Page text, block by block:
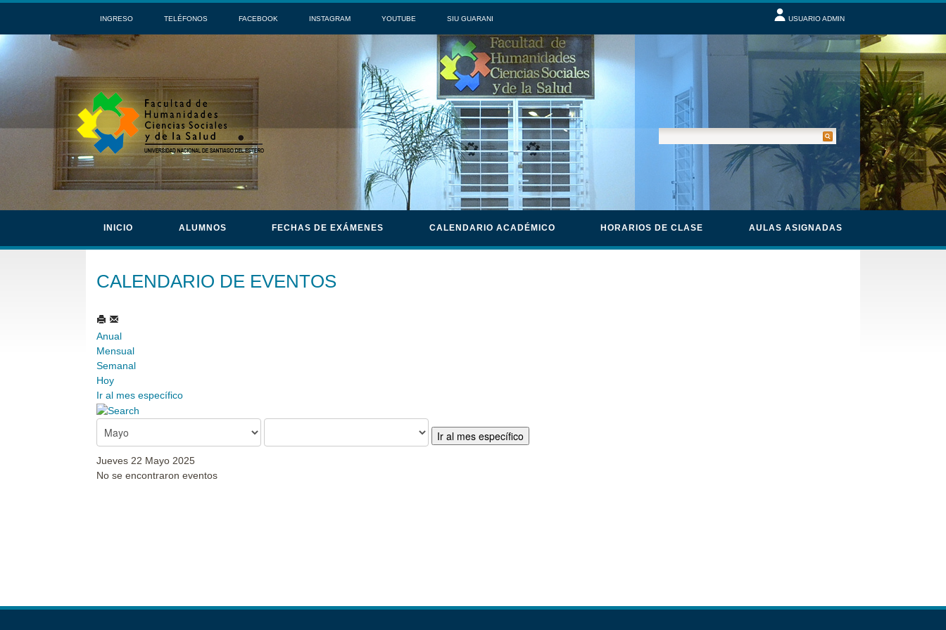
INGRESO TELÉFONOS FACEBOOK INSTAGRAM YOUTUBE SIU GUARANI USUARIO ADMIN
INICIO ALUMNOS FECHAS DE EXÁMENES CALENDARIO ACADÉMICO HORARIOS DE CLASE AULAS ASIGNADAS
CALENDARIO DE EVENTOS
Anual
Mensual
Semanal
Hoy
Ir al mes específico
Ir al mes específico
Jueves 22 Mayo 2025
No se encontraron eventos